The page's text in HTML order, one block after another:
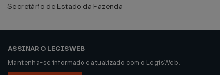
Secretário de Estado da Fazenda
ASSINAR O LEGISWEB
Mantenha-se informado e atualizado com o LegisWeb.